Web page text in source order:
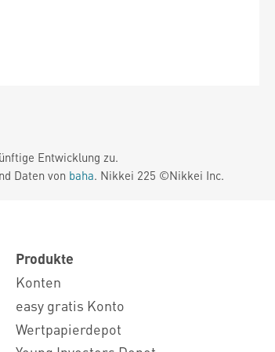
Entwicklung zu.
Daten von baha. Nikkei 225 ©Nikkei Inc.
Produkte
Konten
easy gratis Konto
Wertpapierdepot